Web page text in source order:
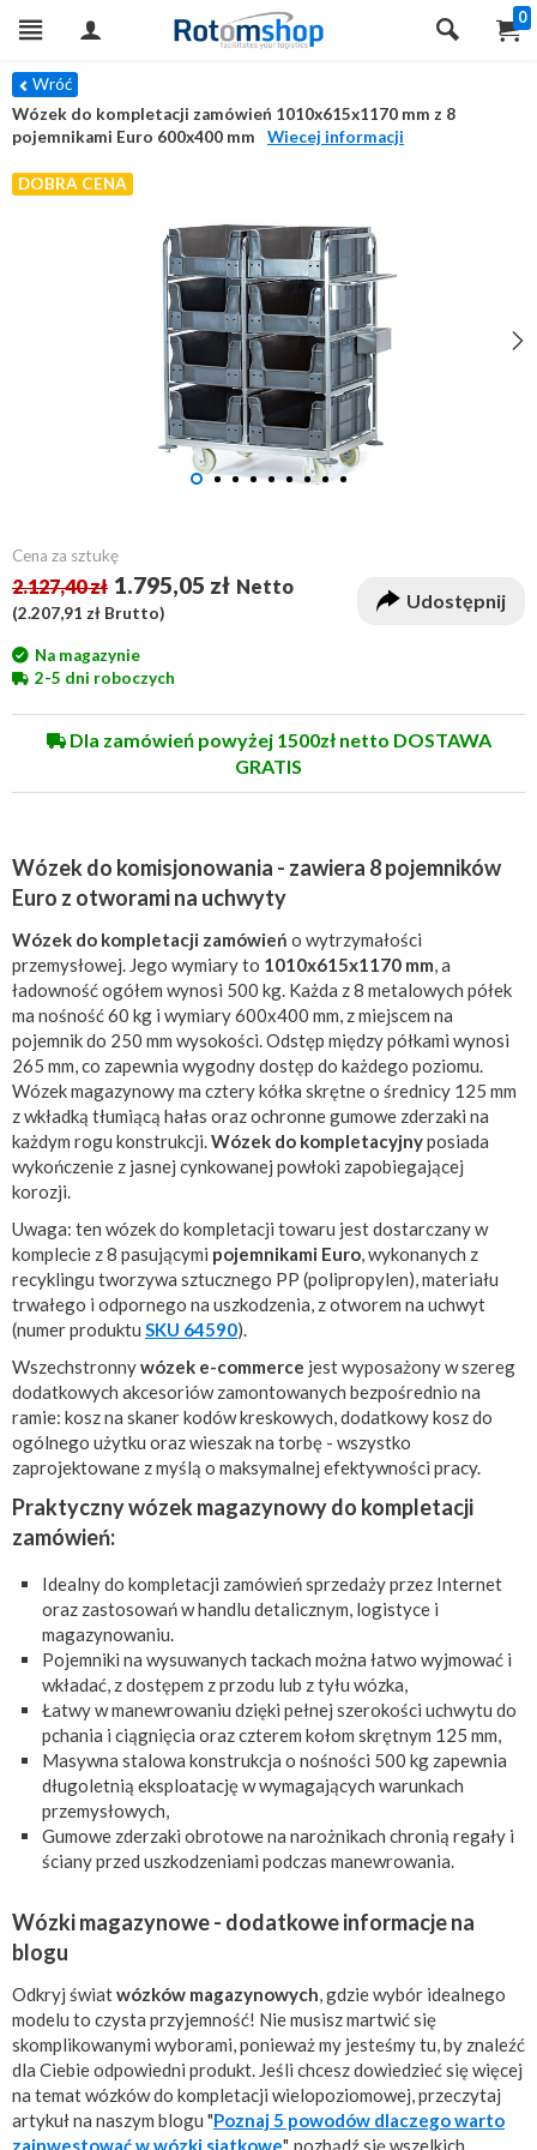
0
Wróć
Wózek do kompletacji zamówień 1010x615x1170 mm z 8
pojemnikami Euro 600x400 mm
Wiecej informacji
DOBRA CENA
Cena za sztukę
2.127,40 zł 1.795,05 zł Netto
(2.207,91 zł Brutto)
Udostępnij
Na magazynie
2-5 dni roboczych
Dla zamówień powyżej 1500zł netto DOSTAWA
GRATIS
Wózek do komisjonowania - zawiera 8 pojemników
Euro z otworami na uchwyty
Wózek do kompletacji zamówień o wytrzymałości
przemysłowej. Jego wymiary to 1010x615x1170 mm, a
ładowność ogółem wynosi 500 kg. Każda z 8 metalowych półek
ma nośność 60 kg i wymiary 600x400 mm, z miejscem na
pojemnik do 250 mm wysokości. Odstęp między półkami wynosi
265 mm, co zapewnia wygodny dostęp do każdego poziomu.
Wózek magazynowy ma cztery kółka skrętne o średnicy 125 mm
z wkładką tłumiącą hałas oraz ochronne gumowe zderzaki na
każdym rogu konstrukcji.Wózek do kompletacyjnyposiada
wykończenie z jasnej cynkowanej powłoki zapobiegającej
korozji.
Uwaga: ten wózek do kompletacji towaru jest dostarczany w
komplecie z 8 pasującymi pojemnikami Euro, wykonanych z
recyklingu tworzywa sztucznego PP (polipropylen), materiału
trwałego i odpornego na uszkodzenia, z otworem na uchwyt
(numer produktu SKU 64590).
Wszechstronnywózek e-commerce jest wyposażony w szereg
dodatkowych akcesoriów zamontowanych bezpośrednio na
ramie: kosz na skaner kodów kreskowych, dodatkowy kosz do
ogólnego użytku oraz wieszak na torbę - wszystko
zaprojektowane z myślą o maksymalnej efektywności pracy.
Praktyczny wózek magazynowy do kompletacji
zamówień:
Idealny do kompletacji zamówień sprzedaży przez Internet
oraz zastosowań w handlu detalicznym, logistyce i
magazynowaniu.
Pojemniki na wysuwanych tackach można łatwo wyjmować i
wkładać, z dostępem z przodu lub z tyłu wózka,
Łatwy w manewrowaniu dzięki pełnej szerokości uchwytu do
pchania i ciągnięcia oraz czterem kołom skrętnym 125 mm,
Masywna stalowa konstrukcja o nośności 500 kg zapewnia
długoletnią eksploatację w wymagających warunkach
przemysłowych,
Gumowe zderzaki obrotowe na narożnikach chronią regały i
ściany przed uszkodzeniami podczas manewrowania.
Wózki magazynowe - dodatkowe informacje na
blogu
Odkryj światwózków magazynowych, gdzie wybór idealnego
modelu to czysta przyjemność! Nie musisz martwić się
skomplikowanymi wyborami, ponieważ my jesteśmy tu, by znaleźć
dla Ciebie odpowiedni produkt. Jeśli chcesz dowiedzieć się więcej
na temat wózków do kompletacji wielopoziomowej, przeczytaj
artykuł na naszym blogu "Poznaj 5 powodów dlaczego warto
zainwestować w wózki siatkowe", pozbądź się wszelkich